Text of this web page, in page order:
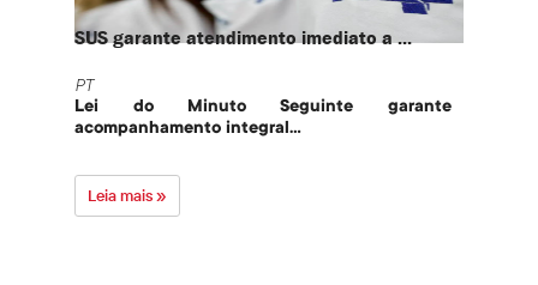
SUS garante atendimento imediato a ...
PT
Lei do Minuto Seguinte garante
acompanhamento integral...
Leia mais »